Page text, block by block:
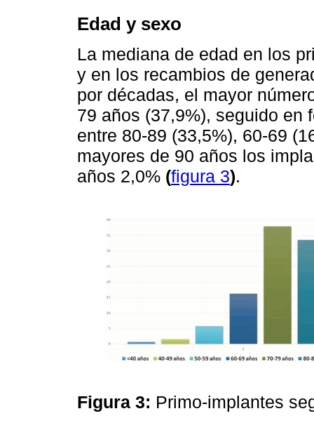
Edad y sexo
La mediana de edad en los
y en los recambios de
por décadas, el mayor
79 años (37,9%), seguido en
entre 80-89 (33,5%), 60-69
mayores de 90 años los
años 2,0% (figura 3).
Figura 3: Primo-implantes